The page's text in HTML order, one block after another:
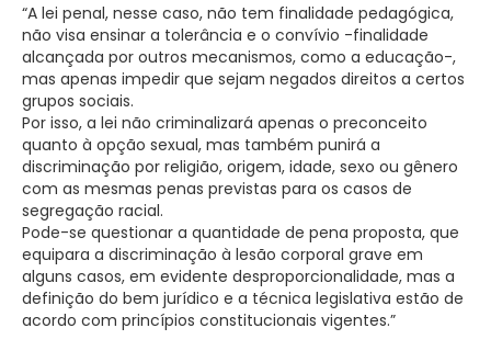
“A lei penal, nesse caso, não tem finalidade pedagógica,
não visa ensinar a tolerância e o convívio -finalidade
alcançada por outros mecanismos, como a educação-,
mas apenas impedir que sejam negados direitos a certos
grupos sociais.
Por isso, a lei não criminalizará apenas o preconceito
quanto à opção sexual, mas também punirá a
discriminação por religião, origem, idade, sexo ou gênero
com as mesmas penas previstas para os casos de
segregação racial.
Pode-se questionar a quantidade de pena proposta, que
equipara a discriminação à lesão corporal grave em
alguns casos, em evidente desproporcionalidade, mas a
definição do bem jurídico e a técnica legislativa estão de
acordo com princípios constitucionais vigentes.”